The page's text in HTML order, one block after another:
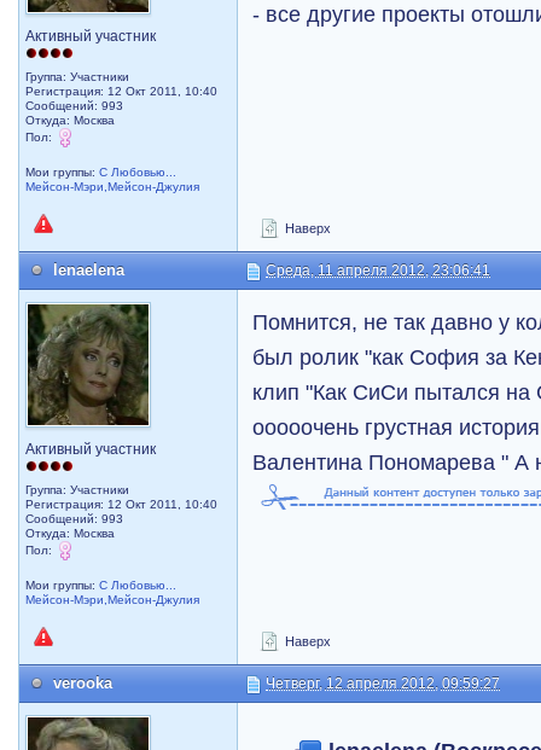
Активный участник
Группа: Участники
Регистрация: 12 Окт 2011, 10:40
Сообщений: 993
Откуда: Москва
Пол:
Мои группы:С Любовью...
Мейсон-Мэри,Мейсон-Джулия
- все другие проекты
Наверх
lenaelena Среда, 11 апреля 2012, 23:06:41
Активный участник
Группа: Участники
Регистрация: 12 Окт 2011, 10:40
Сообщений: 993
Откуда: Москва
Пол:
Мои группы:С Любовью...
Мейсон-Мэри,Мейсон-Джулия
Помнится, не так давно у
был ролик "как София за
клип "Как СиСи пытался на
ооооочень грустная
Валентина Пономарева " А
Наверх
verooka Четверг, 12 апреля 2012, 09:59:27